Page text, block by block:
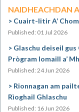
NAIDHEACHDAN
Cuairt-litir A’
Published: 01 Jul 2026
Glaschu deiseil
Prògram Iomaill a’
Published: 24 Jun 2026
Rionnagan am
Rìoghail Ghlaschu
Published: 16 Jun 2026